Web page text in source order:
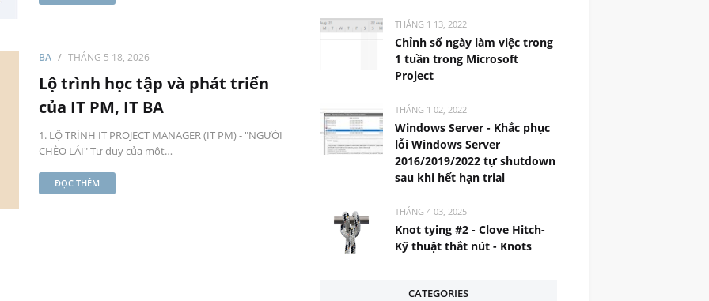
BA THÁNG 5 18, 2026
Lộ trình học tập và phát triển
của IT PM, IT BA
1. LỘ TRÌNH IT PROJECT MANAGER (IT PM) - "NGƯỜI
CHÈO LÁI" Tư duy của một…
ĐỌC THÊM
THÁNG 1 13, 2022
Chỉnh số ngày làm việc trong
1 tuần trong Microsoft
Project
THÁNG 1 02, 2022
Windows Server - Khắc phục
lỗi Windows Server
2016/2019/2022 tự shutdown
sau khi hết hạn trial
THÁNG 4 03, 2025
Knot tying #2 - Clove Hitch-
Kỹ thuật thắt nút - Knots
CATEGORIES